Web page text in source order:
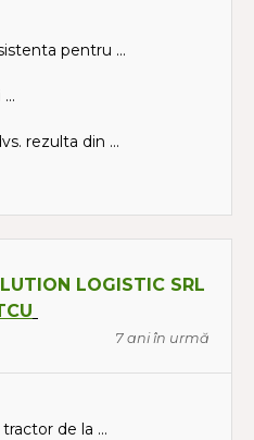
pentru ...
rezulta din ...
LOGISTIC SRL
7 ani în urmă
de la ...